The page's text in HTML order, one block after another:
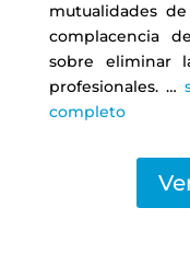
mutualidades
complacencia
sobre eliminar
profesionales. …
completo